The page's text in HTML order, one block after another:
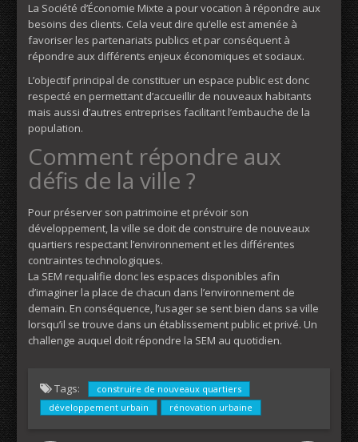
La Société d’Économie Mixte a pour vocation à répondre aux
besoins des clients. Cela veut dire qu’elle est amenée à
favoriser les partenariats publics et par conséquent à
répondre aux différents enjeux économiques et sociaux.
L’objectif principal de constituer un espace public est donc
respecté en permettant d’accueillir de nouveaux habitants
mais aussi d’autres entreprises facilitant l’embauche de la
population.
Comment répondre aux
défis de la ville ?
Pour préserver son patrimoine et prévoir son
développement, la ville se doit de construire de nouveaux
quartiers respectant l’environnement et les différentes
contraintes technologiques.
La SEM requalifie donc les espaces disponibles afin
d’imaginer la place de chacun dans l’environnement de
demain. En conséquence, l’usager se sent bien dans sa ville
lorsqu’il se trouve dans un établissement public et privé. Un
challenge auquel doit répondre la SEM au quotidien.
Tags:
construire de nouveaux quartiers
développement urbain
rénovation urbaine